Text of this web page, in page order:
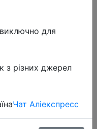
Wi-Fi,
для
з різних джерел
Чат Аліекспресс